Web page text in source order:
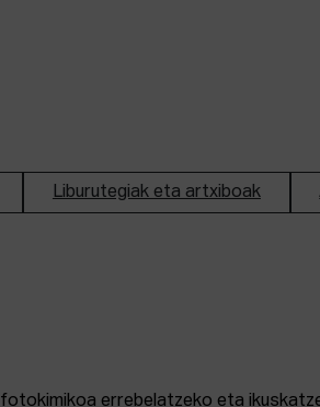
Liburutegiak eta artxiboak
fotokimikoa errebelatzeko eta